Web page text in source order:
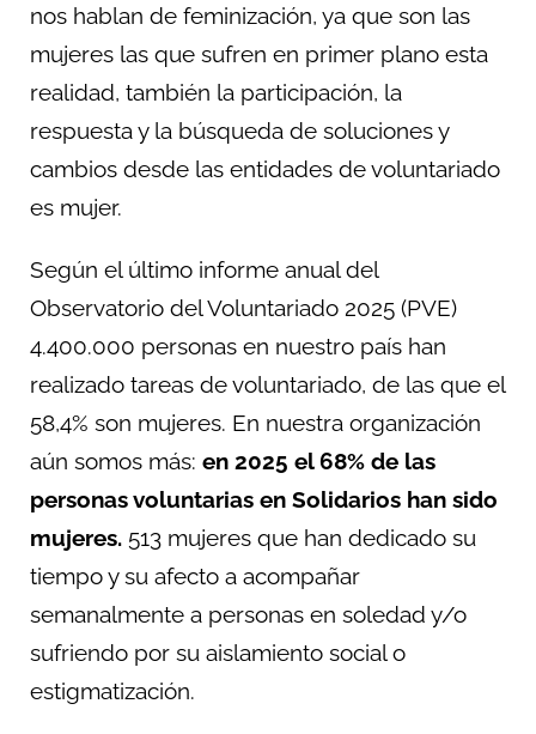
nos hablan de feminización, ya que son las
mujeres las que sufren en primer plano esta
realidad, también la participación, la
respuesta y la búsqueda de soluciones y
cambios desde las entidades de voluntariado
es mujer.
Según el último informe anual del
Observatorio del Voluntariado 2025 (PVE)
4.400.000 personas en nuestro país han
realizado tareas de voluntariado, de las que el
58,4% son mujeres. En nuestra organización
aún somos más: en 2025 el 68% de las
personas voluntarias en Solidarios han sido
mujeres. 513 mujeres que han dedicado su
tiempo y su afecto a acompañar
semanalmente a personas en soledad y/o
sufriendo por su aislamiento social o
estigmatización.